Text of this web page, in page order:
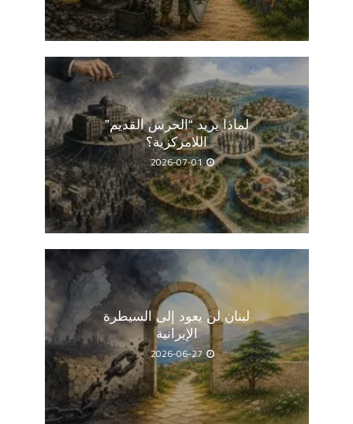
لماذا يريد “الحرس القديم”
اللامركزية؟
2026-07-01
لبنان لن يعود إلى السيطرة
الإيرانية
2026-06-27